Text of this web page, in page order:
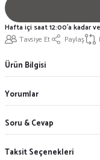
Tavsiye Et Paylaş
Hafta içi saat 12:00'a kadar
Ürün Bilgisi
Yorumlar
Soru & Cevap
Taksit Seçenekleri